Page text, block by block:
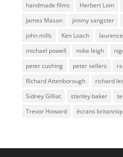
handmade films
Herbert Lom
James Mason
jimmy sangster
john mills
Ken Loach
michael powell
mike leigh
peter cushing
peter sellers
Richard Attenborough
richard
Sidney Gilliat
stanley baker
Trevor Howard
écrans